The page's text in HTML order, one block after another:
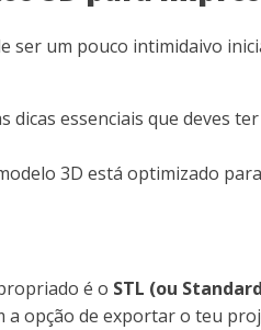
um pouco intimidaivo
essenciais que
3D está optimizado
é o STL (ou
a opção de exportar o teu